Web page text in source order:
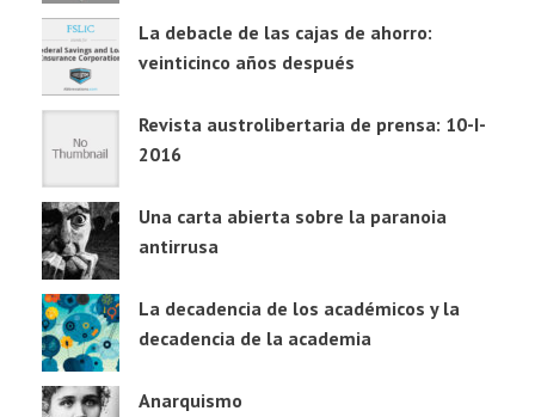
La debacle de las cajas de ahorro:
veinticinco años después
Revista austrolibertaria de prensa: 10-I-
2016
Una carta abierta sobre la paranoia
antirrusa
La decadencia de los académicos y la
decadencia de la academia
Anarquismo